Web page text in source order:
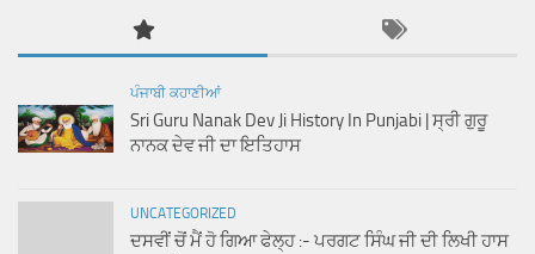
ਪੰਜਾਬੀ ਕਹਾਣੀਆਂ
Sri Guru Nanak Dev Ji History In Punjabi | ਸ੍ਰੀ ਗੁਰੂ
ਨਾਨਕ ਦੇਵ ਜੀ ਦਾ ਇਤਿਹਾਸ
UNCATEGORIZED
ਦਸਵੀਂ ਚੋਂ ਮੈਂ ਹੋ ਗਿਆ ਫੇਲ੍ਹ :- ਪਰਗਟ ਸਿੰਘ ਜੀ ਦੀ ਲਿਖੀ ਹਾਸ